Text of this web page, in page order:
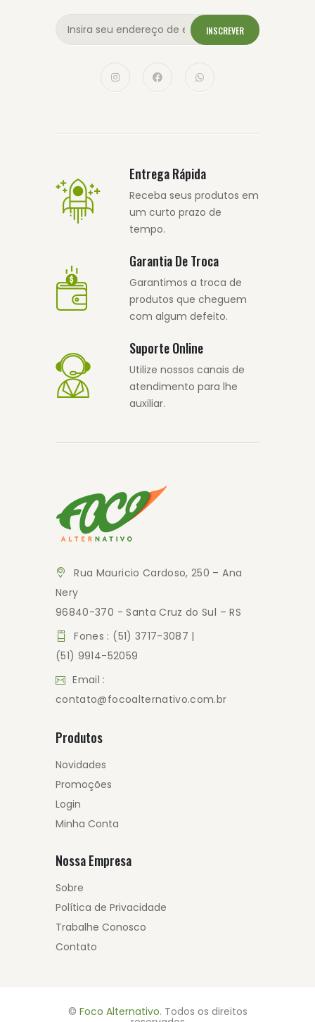
INSCREVER
Entrega Rápida
Receba seus produtos em
um curto prazo de
tempo.
Garantia De Troca
Garantimos a troca de
produtos que cheguem
com algum defeito.
Suporte Online
Utilize nossos canais de
atendimento para lhe
auxiliar.
Rua Mauricio Cardoso, 250 – Ana
Nery
96840-370 - Santa Cruz do Sul – RS
Fones : (51) 3717-3087 |
(51) 9914-52059
Email :
contato@focoalternativo.com.br
Produtos
Novidades
Promoções
Login
Minha Conta
Nossa Empresa
Sobre
Política de Privacidade
Trabalhe Conosco
Contato
© Foco Alternativo. Todos os direitos